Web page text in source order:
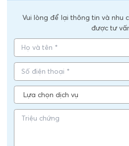
Vui lòng để lại thông tin và nhu
được tư